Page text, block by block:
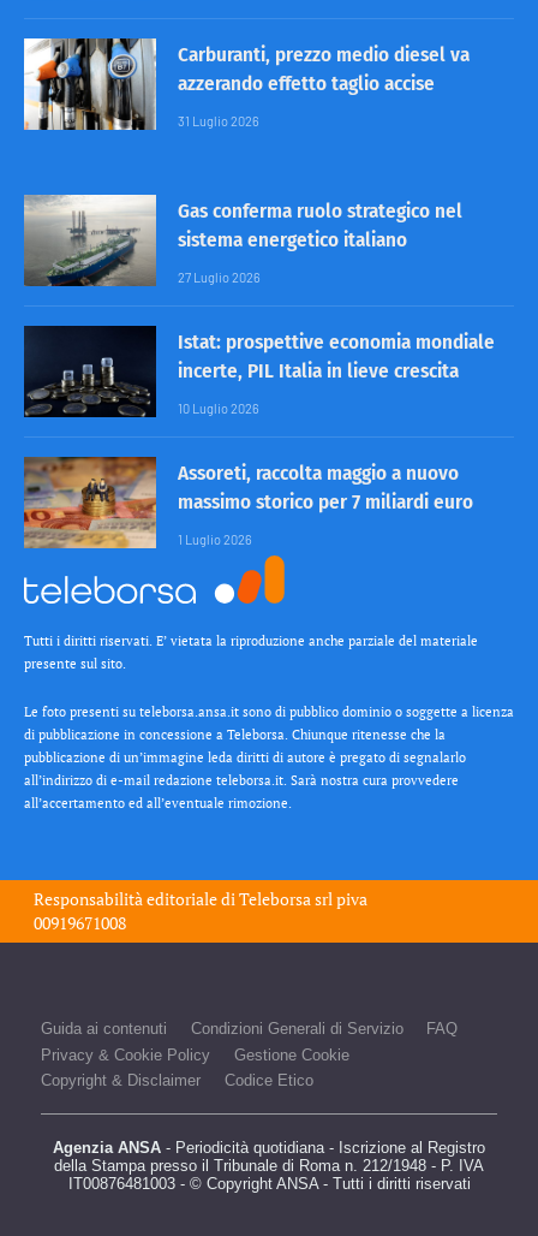
Carburanti, prezzo medio diesel va
azzerando effetto taglio accise
31 Luglio 2026
Gas conferma ruolo strategico nel
sistema energetico italiano
27 Luglio 2026
Istat: prospettive economia mondiale
incerte, PIL Italia in lieve crescita
10 Luglio 2026
Assoreti, raccolta maggio a nuovo
massimo storico per 7 miliardi euro
1 Luglio 2026
Tutti i diritti riservati. E’ vietata la riproduzione anche parziale del materiale
presente sul sito.
Le foto presenti su teleborsa.ansa.it sono di pubblico dominio o soggette a licenza
di pubblicazione in concessione a Teleborsa. Chiunque ritenesse che la
pubblicazione di un’immagine leda diritti di autore è pregato di segnalarlo
all’indirizzo di e-mail redazione teleborsa.it. Sarà nostra cura provvedere
all’accertamento ed all’eventuale rimozione.
Responsabilità editoriale diTeleborsa srlpiva
00919671008
Guida ai contenuti Condizioni Generali di Servizio
FAQ
Privacy & Cookie Policy
Gestione Cookie
Copyright & Disclaimer
Codice Etico
Agenzia ANSA - Periodicità quotidiana - Iscrizione al Registro
della Stampa presso il Tribunale di Roma n. 212/1948 - P. IVA
IT00876481003 - © Copyright ANSA - Tutti i diritti riservati